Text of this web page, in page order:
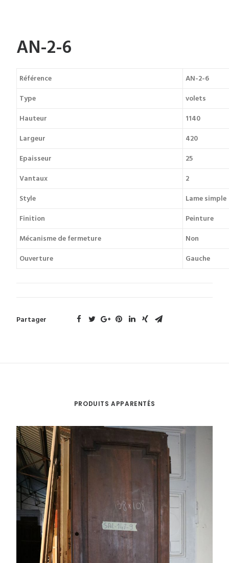
AN-2-6
Référence
AN-2-6
Type
volets
Hauteur
1140
Largeur
420
Epaisseur
25
Vantaux
2
Style
Lame simple
Finition
Peinture
Mécanisme de fermeture
Non
Ouverture
Gauche
Partager
PRODUITS APPARENTÉS